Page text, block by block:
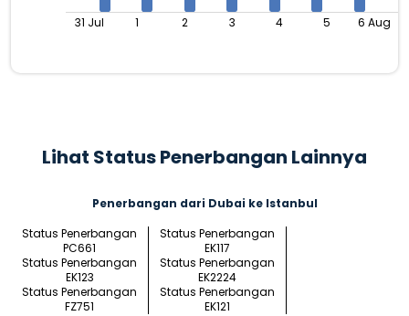
31 Jul 1 2 3 4 5 6 Aug
Lihat Status Penerbangan Lainnya
Penerbangan dari Dubai ke Istanbul
Status Penerbangan
PC661
Status Penerbangan
EK117
Status Penerbangan
EK123
Status Penerbangan
EK2224
Status Penerbangan
FZ751
Status Penerbangan
EK121